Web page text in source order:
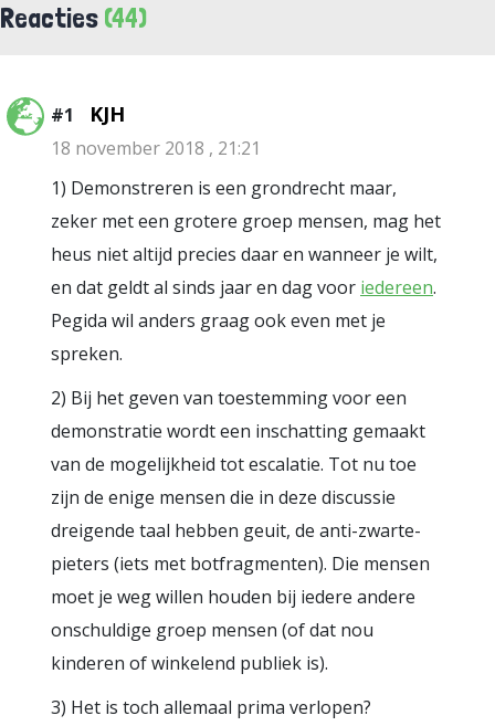
Reacties (44)
#1 KJH
18 november 2018 , 21:21
1) Demonstreren is een grondrecht maar,
zeker met een grotere groep mensen, mag het
heus niet altijd precies daar en wanneer je wilt,
en dat geldt al sinds jaar en dag voor iedereen.
Pegida wil anders graag ook even met je
spreken.
2) Bij het geven van toestemming voor een
demonstratie wordt een inschatting gemaakt
van de mogelijkheid tot escalatie. Tot nu toe
zijn de enige mensen die in deze discussie
dreigende taal hebben geuit, de anti-zwarte-
pieters (iets met botfragmenten). Die mensen
moet je weg willen houden bij iedere andere
onschuldige groep mensen (of dat nou
kinderen of winkelend publiek is).
3) Het is toch allemaal prima verlopen?